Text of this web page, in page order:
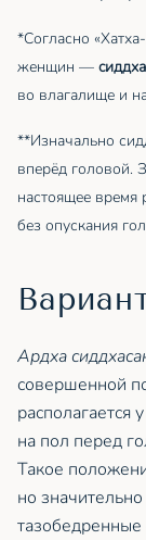
*Согласно
женщин —
во влагалище и
**Изначально
вперёд головой.
настоящее время
без опускания
Ардха
совершенной
располагается
на пол перед
Такое
но
тазобедренные